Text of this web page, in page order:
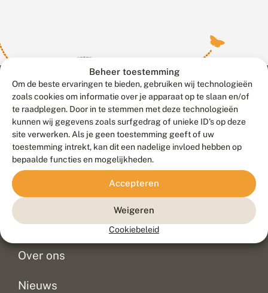
Beheer toestemming
Om de beste ervaringen te bieden, gebruiken wij technologieën
zoals cookies om informatie over je apparaat op te slaan en/of
te raadplegen. Door in te stemmen met deze technologieën
kunnen wij gegevens zoals surfgedrag of unieke ID's op deze
site verwerken. Als je geen toestemming geeft of uw
toestemming intrekt, kan dit een nadelige invloed hebben op
bepaalde functies en mogelijkheden.
Accepteren
Weigeren
Cookiebeleid
Contact
Veelgestelde vragen
Doneer
Over ons
Nieuws
Meld waarnemingen© 2026 Vlinderstichting
Duurzaam ontwikkeld door
Go2People
, ontworpen door
Blue Field Agency
Privacy
Disclaimer
Sitemap